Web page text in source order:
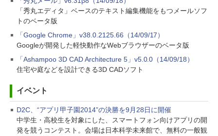
「秀丸エディタ」ベースのテキスト編集機能をもつメールソフ
トのベータ版
「Google Chrome」v38.0.2125.66（14/09/17）
Googleが開発した軽快動作なWebブラウザーのベータ版
「Ashampoo 3D CAD Architecture 5」v5.0.0（14/09/18）
住宅や庭などを設計できる3D CADソフト
イベント
D2C、“アプリ甲子園2014”の決勝を9月28日に開催
中学生・高校生を対象にした、スマートフォン向けアプリの開
発を競うコンテスト。会場は日本科学未来館で、無料の一般観